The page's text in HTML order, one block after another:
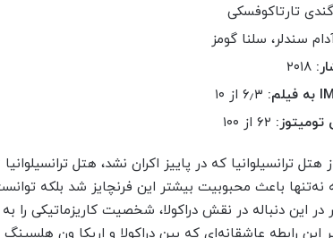
گندی تارتاکوفسکی
سندلر، سلنا گومز
به فیلم:
تومیتوز:
نه‌تنها باعث محبوبیت بیشتر این فرنچایز شد بلکه
این دنباله در نقش دراکولا، شخصیت کاریزماتیکی را